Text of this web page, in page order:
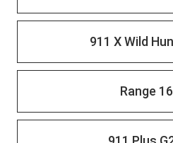
911 X Wild
Range